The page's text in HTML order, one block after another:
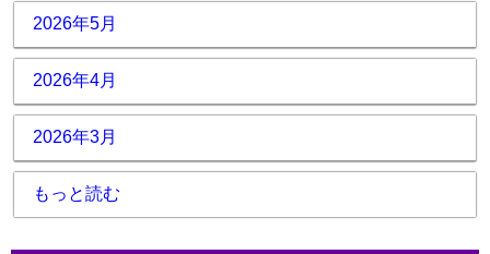
2026年5月
2026年4月
2026年3月
もっと読む